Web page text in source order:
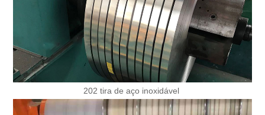
202 tira de aço inoxidável